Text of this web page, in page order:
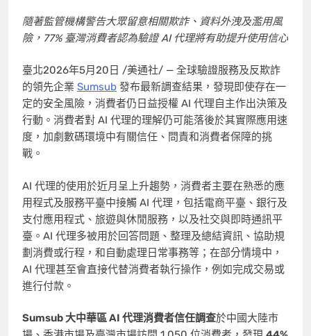
隨著監管機構警告大眾留意相關欺詐、資料外洩及濫用風
險，77% 臺灣消費者認為驗證 AI 代理將有助提升使用信心
臺北2026年5月20日 /美通社/ — 全球驗證服務及反欺詐
的領先企業 Sumsub 發布最新調查結果，發現即使存在一
定的安全風險，消費者仍日益授權 AI 代理自主作出決策及
行動。消費者對 AI 代理的理解仍可能落後於其實際應用速
度，加劇數碼環境中有關信任、問責和消費者保障的挑
戰。
AI 代理的使用於近月呈上升趨勢，消費者主要在熟悉的應
用程式及服務平臺中接觸 AI 代理，包括電商平臺、銀行及
支付應用程式、旅遊與休閒服務，以及社交與即時通訊平
臺。AI 代理多被用於回答問題、整理及總結資訊、協助規
劃消費或行程，和自動處理日常事務等；在部分情境中，
AI 代理甚至會直接代替消費者執行操作，例如完成交易或
進行付款。
Sumsub 大中華區 AI 代理消費者信任調查於中國大陸市